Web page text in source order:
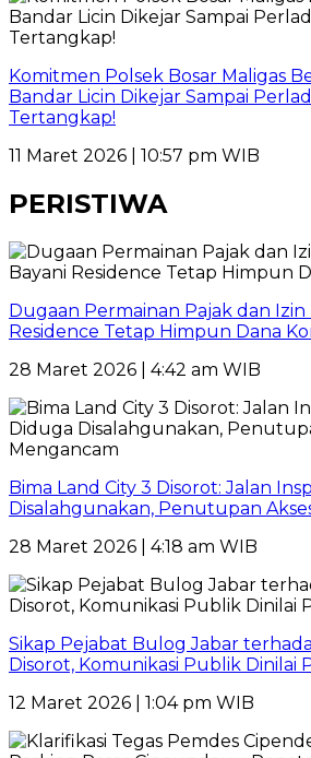
Komitmen Polsek Bosar Maligas
Bandar Licin Dikejar Sampai
Tertangkap!
11 Maret 2026 | 10:57 pm WIB
PERISTIWA
Dugaan Permainan Pajak dan Izin
Residence Tetap Himpun Dana
28 Maret 2026 | 4:42 am WIB
Bima Land City 3 Disorot: Jalan
Disalahgunakan, Penutupan
28 Maret 2026 | 4:18 am WIB
Sikap Pejabat Bulog Jabar
Disorot, Komunikasi Publik Dinilai
12 Maret 2026 | 1:04 pm WIB